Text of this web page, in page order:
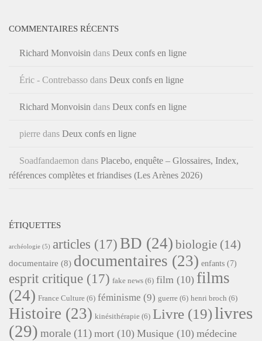
COMMENTAIRES RÉCENTS
Richard Monvoisin dans Deux confs en ligne
Éric - Contrebasso dans Deux confs en ligne
Richard Monvoisin dans Deux confs en ligne
pierre dans Deux confs en ligne
Soadfandaemon dans Placebo, enquête – Glossaires, Index,
références complètes et friandises (Les Arènes 2026)
ÉTIQUETTES
archéologie (5) articles (17) BD (24) biologie (14)
documentaire (8) documentaires (23) enfants (7)
esprit critique (17) fake news (6) film (10) films
(24) France Culture (6) féminisme (9) guerre (6) henri broch (6)
Histoire (23) kinésithérapie (6) Livre (19)livres
(29) morale (11) mort (10) Musique (10) médecine